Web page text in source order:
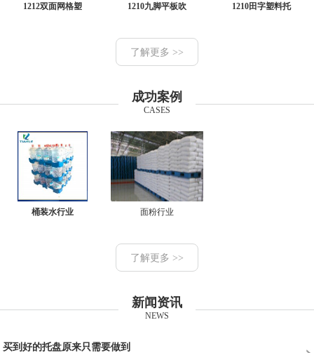
1212双面网格塑 1210九脚平板吹 1210田字塑料托
了解更多 >>
成功案例
CASES
桶装水行业 面粉行业
了解更多 >>
新闻资讯
NEWS
买到好的托盘原来只需要做到